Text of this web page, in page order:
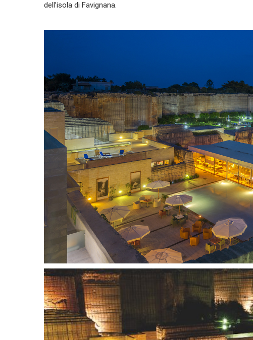
dell’isola di Favignana.